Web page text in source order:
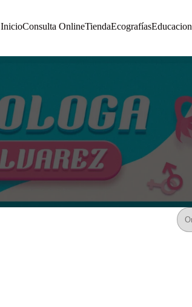
InicioConsulta OnlineTiendaEcografíasEducacion